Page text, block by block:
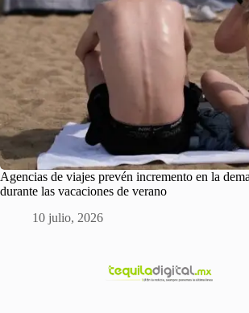
Agencias de viajes prevén incremento en la
durante las vacaciones de verano
10 julio, 2026